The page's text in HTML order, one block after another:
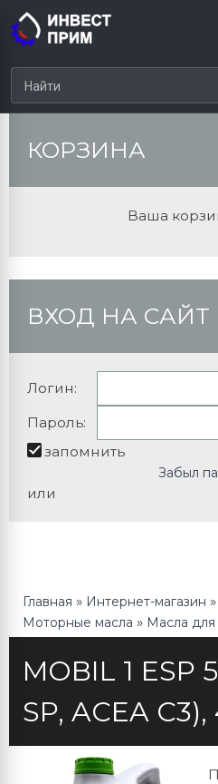
Главная » Интернет-магазин »
Моторные масла » Масла для
MOBIL 1 ESP
SP, ACEA
КОРЗИНА
Ваша
ВХОД НА САЙТ
Логин:
Пароль:
запомнить
Забыл
или